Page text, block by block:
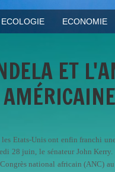
ECOLOGIE ECONOMIE
ET
Etats-Unis ont enfin franchi
28 juin, le sénateur John
national africain (ANC)